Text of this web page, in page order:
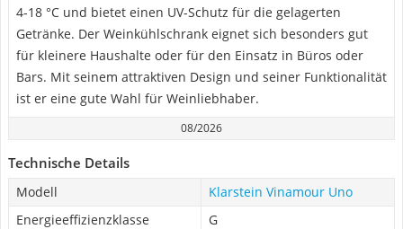
4-18 °C und bietet einen UV-Schutz für die gelagerten
Getränke. Der Weinkühlschrank eignet sich besonders gut
für kleinere Haushalte oder für den Einsatz in Büros oder
Bars. Mit seinem attraktiven Design und seiner Funktionalität
ist er eine gute Wahl für Weinliebhaber.
08/2026
Technische Details
Modell
Klarstein Vinamour Uno
Energieeffizienzklasse
G